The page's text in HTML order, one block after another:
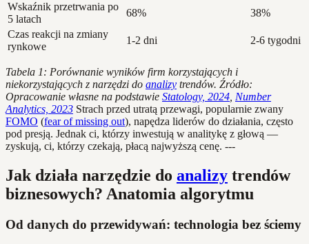
Wskaźnik przetrwania po
5 latach
68%
38%
Czas reakcji na zmiany
rynkowe
1-2 dni 2-6 tygodni
Tabela 1: Porównanie wyników firm korzystających i
niekorzystających z narzędzi do analizy trendów. Źródło:
Opracowanie własne na podstawie Statology, 2024 Number
Analytics, 2023 Strach przed utratą przewagi, popularnie zwany
FOMO (fear of missing out), napędza liderów do działania, często
pod presją. Jednak ci, którzy inwestują w analitykę z głową —
zyskują, ci, którzy czekają, płacą najwyższą cenę. ---
Jak działa narzędzie do analizy trendów
biznesowych? Anatomia algorytmu
Od danych do przewidywań: technologia bez ściemy